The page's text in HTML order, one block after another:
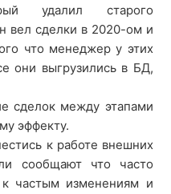
удалил старого
вел сделки в 2020-ом и
что менеджер у этих
они выгрузились в БД,
сделок между этапами
эффекту.
к работе внешних
сообщают что часто
частым изменениям и